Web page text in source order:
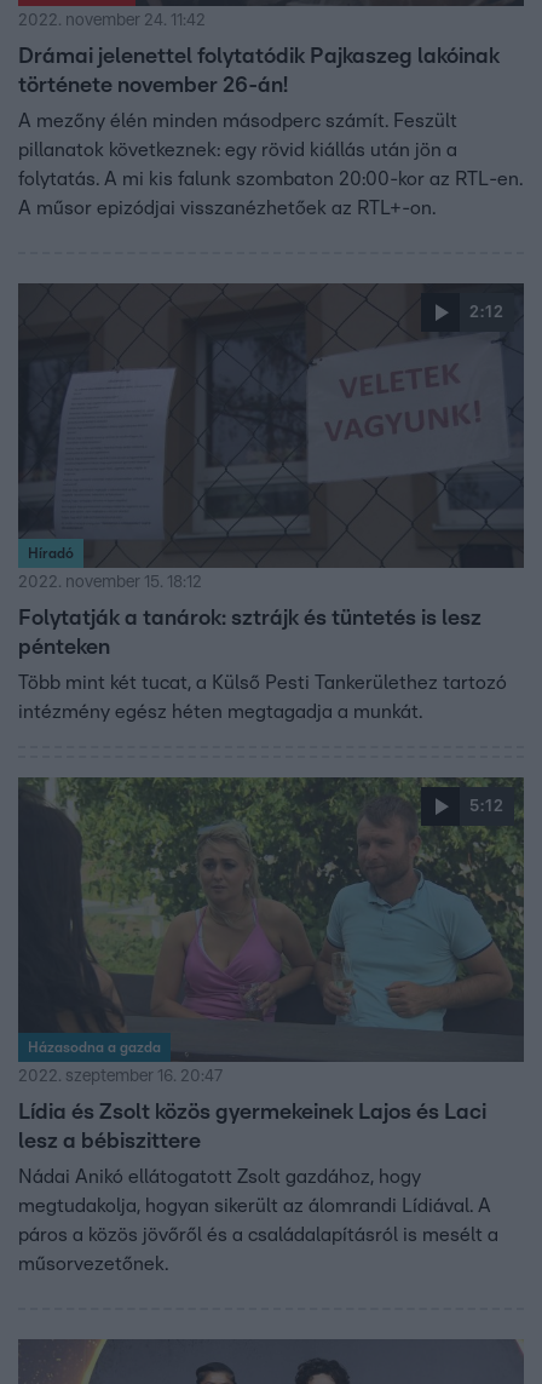
2022. november 24. 11:42
Drámai jelenettel folytatódik Pajkaszeg lakóinak
története november 26-án!
A mezőny élén minden másodperc számít. Feszült
pillanatok következnek: egy rövid kiállás után jön a
folytatás. A mi kis falunk szombaton 20:00-kor az RTL-en.
A műsor epizódjai visszanézhetőek az RTL+-on.
2:12
Híradó
2022. november 15. 18:12
Folytatják a tanárok: sztrájk és tüntetés is lesz
pénteken
Több mint két tucat, a Külső Pesti Tankerülethez tartozó
intézmény egész héten megtagadja a munkát.
5:12
Házasodna a gazda
2022. szeptember 16. 20:47
Lídia és Zsolt közös gyermekeinek Lajos és Laci
lesz a bébiszittere
Nádai Anikó ellátogatott Zsolt gazdához, hogy
megtudakolja, hogyan sikerült az álomrandi Lídiával. A
páros a közös jövőről és a családalapításról is mesélt a
műsorvezetőnek.